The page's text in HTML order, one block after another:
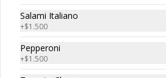
Prosciutto
Masa de 32 cm. tamaño familiar
rellena con pomodoro, parmesano,
láminas de prosciutto.
Salami Italiano
+$1.500
Pepperoni
+$1.500